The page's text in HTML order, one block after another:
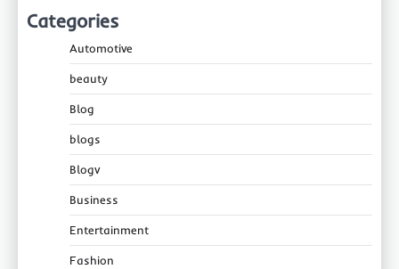
Categories
Automotive
beauty
Blog
blogs
Blogv
Business
Entertainment
Fashion